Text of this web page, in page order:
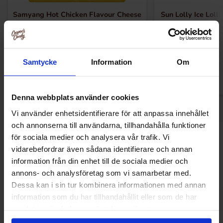
Samtycke Information Om
Denna webbplats använder cookies
Vi använder enhetsidentifierare för att anpassa innehållet
och annonserna till användarna, tillhandahålla funktioner
för sociala medier och analysera vår trafik. Vi
vidarebefordrar även sådana identifierare och annan
information från din enhet till de sociala medier och
annons- och analysföretag som vi samarbetar med.
Dessa kan i sin tur kombinera informationen med annan
information som du har tillhandahållit eller som de har
Samyang Hot Chicken Flavour Cheese
Sun Lolly Ice
Andre kunne lide